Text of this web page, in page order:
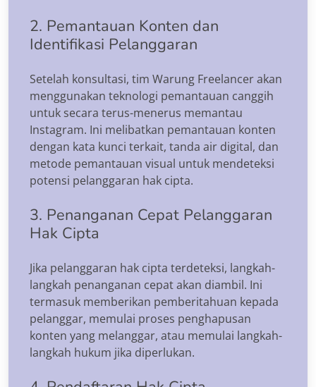
2. Pemantauan Konten dan
Identifikasi Pelanggaran
Setelah konsultasi, tim Warung Freelancer akan
menggunakan teknologi pemantauan canggih
untuk secara terus-menerus memantau
Instagram. Ini melibatkan pemantauan konten
dengan kata kunci terkait, tanda air digital, dan
metode pemantauan visual untuk mendeteksi
potensi pelanggaran hak cipta.
3. Penanganan Cepat Pelanggaran
Hak Cipta
Jika pelanggaran hak cipta terdeteksi, langkah-
langkah penanganan cepat akan diambil. Ini
termasuk memberikan pemberitahuan kepada
pelanggar, memulai proses penghapusan
konten yang melanggar, atau memulai langkah-
langkah hukum jika diperlukan.